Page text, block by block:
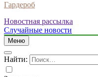
Гардероб
Новостная рассылка
Случайные новости
Меню
Найти: